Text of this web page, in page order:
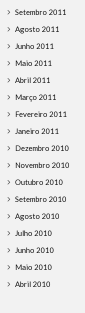
Setembro 2011
Agosto 2011
Junho 2011
Maio 2011
Abril 2011
Março 2011
Fevereiro 2011
Janeiro 2011
Dezembro 2010
Novembro 2010
Outubro 2010
Setembro 2010
Agosto 2010
Julho 2010
Junho 2010
Maio 2010
Abril 2010